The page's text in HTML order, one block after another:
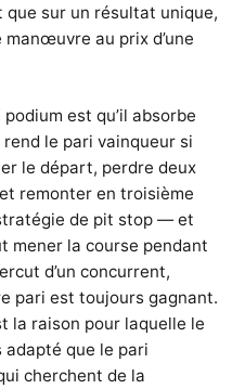
sur un résultat unique,
au prix d’une
est qu’il absorbe
le pari vainqueur si
le départ, perdre deux
remonter en troisième
de pit stop — et
mener la course pendant
d’un concurrent,
pari est toujours gagnant.
la raison pour laquelle le
adapté que le pari
cherchent de la